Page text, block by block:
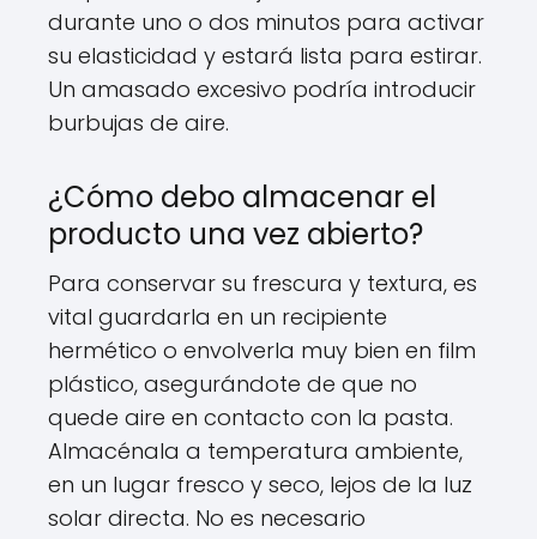
durante uno o dos minutos para activar
su elasticidad y estará lista para estirar.
Un amasado excesivo podría introducir
burbujas de aire.
¿Cómo debo almacenar el
producto una vez abierto?
Para conservar su frescura y textura, es
vital guardarla en un recipiente
hermético o envolverla muy bien en film
plástico, asegurándote de que no
quede aire en contacto con la pasta.
Almacénala a temperatura ambiente,
en un lugar fresco y seco, lejos de la luz
solar directa. No es necesario